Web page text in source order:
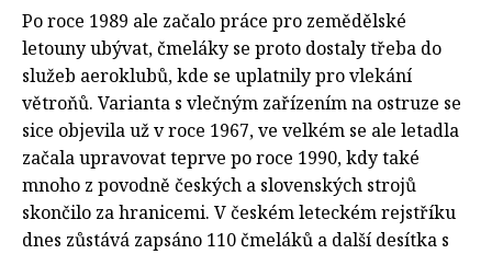
Po roce 1989 ale začalo práce pro zemědělské
letouny ubývat, čmeláky se proto dostaly třeba do
služeb aeroklubů, kde se uplatnily pro vlekání
větroňů. Varianta s vlečným zařízením na ostruze se
sice objevila už v roce 1967, ve velkém se ale letadla
začala upravovat teprve po roce 1990, kdy také
mnoho z povodně českých a slovenských strojů
skončilo za hranicemi. V českém leteckém rejstříku
dnes zůstává zapsáno 110 čmeláků a další desítka s